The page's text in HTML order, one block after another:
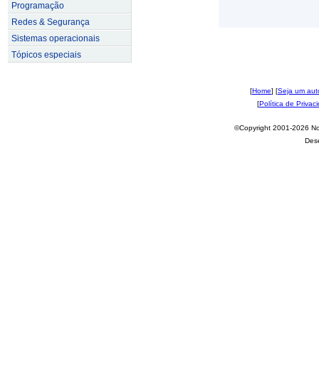
Programação
Redes & Segurança
Sistemas operacionais
Tópicos especiais
[Home] [Seja um
[Política de
©Copyright 2001-2026